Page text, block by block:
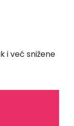
i već snižene